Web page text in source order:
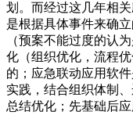
划。而经过这几年相
是根据具体事件来确
（预案不能过度的认
化（组织优化，流程
的；应急联动应用软
实践，结合组织体制
总结优化；先基础后